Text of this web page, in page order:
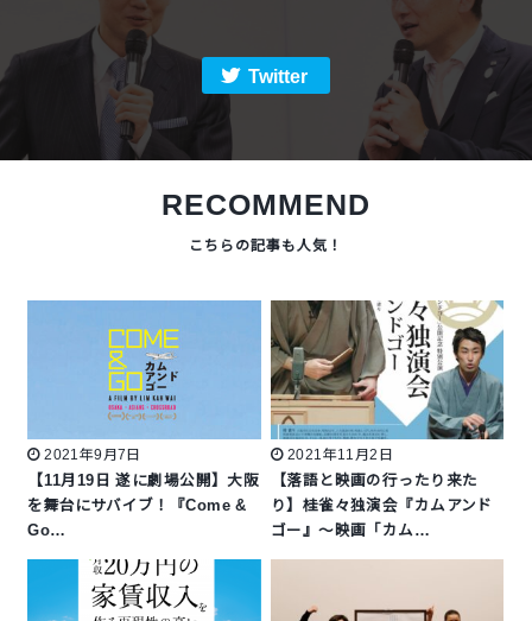
Twitter
RECOMMEND
2021年9月7日
【11月19日 遂に劇場公開】大阪
を舞台にサバイブ！『Come &
Go…
2021年11月2日
【落語と映画の行ったり来た
り】桂雀々独演会『カムアンド
ゴー』〜映画「カム…